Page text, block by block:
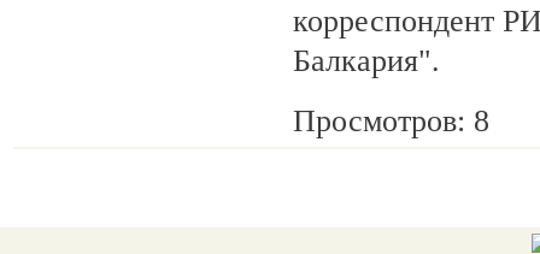
корреспондент
Балкария".
Просмотров: 8